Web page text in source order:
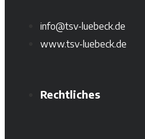
info@tsv-luebeck.de
www.tsv-luebeck.de
Rechtliches